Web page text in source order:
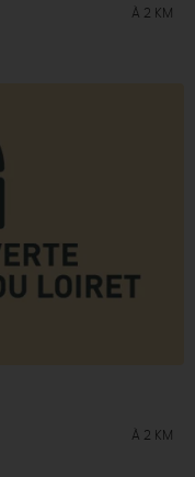
À 2 KM
À 2 KM